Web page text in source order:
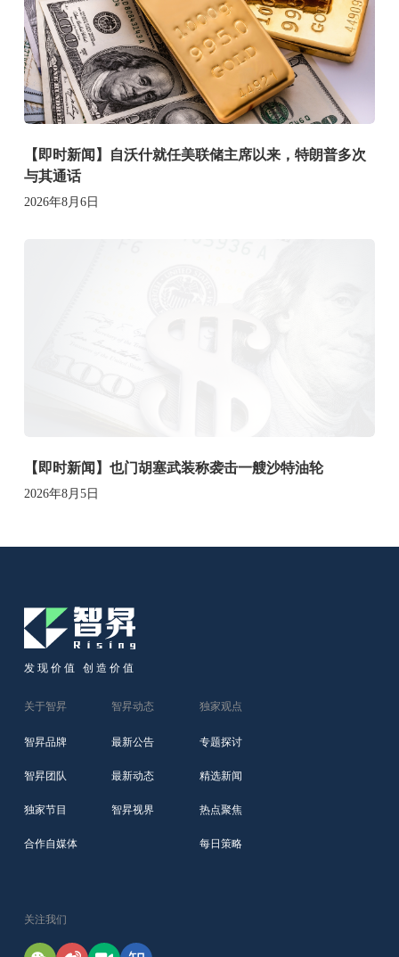
【即时新闻】自沃什就任美联储主席以来，特朗普多次
与其通话
2026年8月6日
【即时新闻】也门胡塞武装称袭击一艘沙特油轮
2026年8月5日
发现价值 创造价值
关于智昇
智昇品牌
智昇团队
独家节目
合作自媒体
智昇动态
最新公告
最新动态
智昇视界
独家观点
专题探讨
精选新闻
热点聚焦
每日策略
关注我们